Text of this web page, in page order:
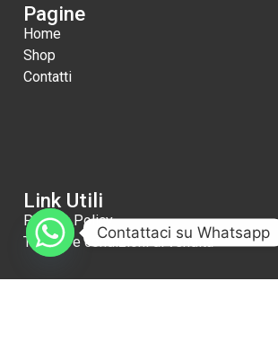
Pagine
Home
Shop
Contatti
Link Utili
Privacy Policy
Termini e condizioni di vendita
Contattaci su Whatsapp